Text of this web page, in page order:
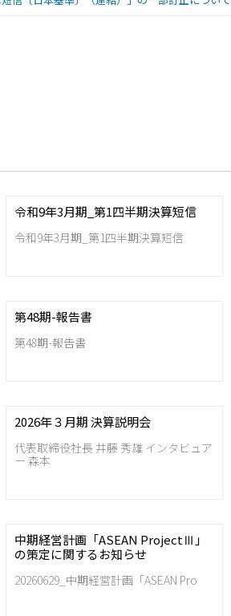
令和9年3月期_第1四半期決算短信
令和9年3月期_第1四半期決算短信
第48期-報告書
第48期-報告書
2026年３月期 決算説明会
代表取締役社長 井藤 秀雄 インタビュア
ー 森本
中期経営計画「ASEAN ProjectⅢ」
の策定に関するお知らせ
20260629_中期経営計画「ASEAN Pro